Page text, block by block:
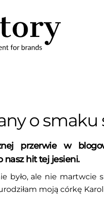
o smaku
przerwie w
nasz hit tej jesieni.
było, ale nie martwcie
moją córkę